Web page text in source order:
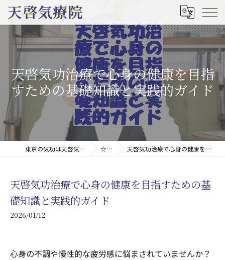
天啓気功治療で心身の健康を目指
すための基礎知識と実践的ガイド
東京の気功は天啓気療院(天啓気功療法治療院) ☆コラム 天啓気功治療で心身の健康を目指すための基礎知識と実践的ガイド
天啓気功治療で心身の健康を目指すための基
礎知識と実践的ガイド
2026/01/12
心身の不調や慢性的な疲労感に悩まされていませんか？